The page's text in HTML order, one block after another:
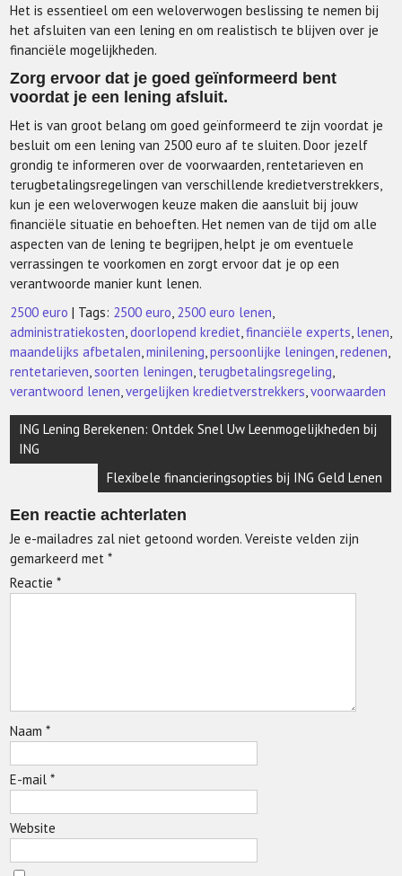
Het is essentieel om een weloverwogen beslissing te nemen bij
het afsluiten van een lening en om realistisch te blijven over je
financiële mogelijkheden.
Zorg ervoor dat je goed geïnformeerd bent
voordat je een lening afsluit.
Het is van groot belang om goed geïnformeerd te zijn voordat je
besluit om een lening van 2500 euro af te sluiten. Door jezelf
grondig te informeren over de voorwaarden, rentetarieven en
terugbetalingsregelingen van verschillende kredietverstrekkers,
kun je een weloverwogen keuze maken die aansluit bij jouw
financiële situatie en behoeften. Het nemen van de tijd om alle
aspecten van de lening te begrijpen, helpt je om eventuele
verrassingen te voorkomen en zorgt ervoor dat je op een
verantwoorde manier kunt lenen.
2500 euro | Tags: 2500 euro 2500 euro lenen
administratiekosten ,doorlopend krediet ,financiële experts lenen
maandelijks afbetalen ,minilening ,persoonlijke leningen ,redenen
rentetarieven ,soorten leningen terugbetalingsregeling
verantwoord lenen ,vergelijken kredietverstrekkers ,voorwaarden
Berichtnavigatie
ING Lening Berekenen: Ontdek Snel Uw Leenmogelijkheden bij
ING
Flexibele financieringsopties bij ING Geld Lenen
Een reactie achterlaten
Je e-mailadres zal niet getoond worden. Vereiste velden zijn
gemarkeerd met*
Reactie*
Naam*
E-mail*
Website